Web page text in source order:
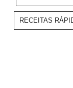
RECEITAS